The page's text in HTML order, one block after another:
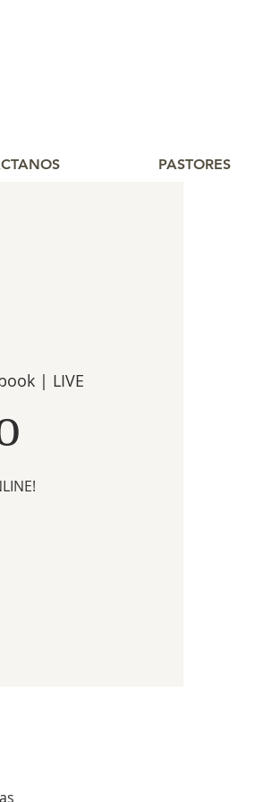
PASTORES
| LIVE